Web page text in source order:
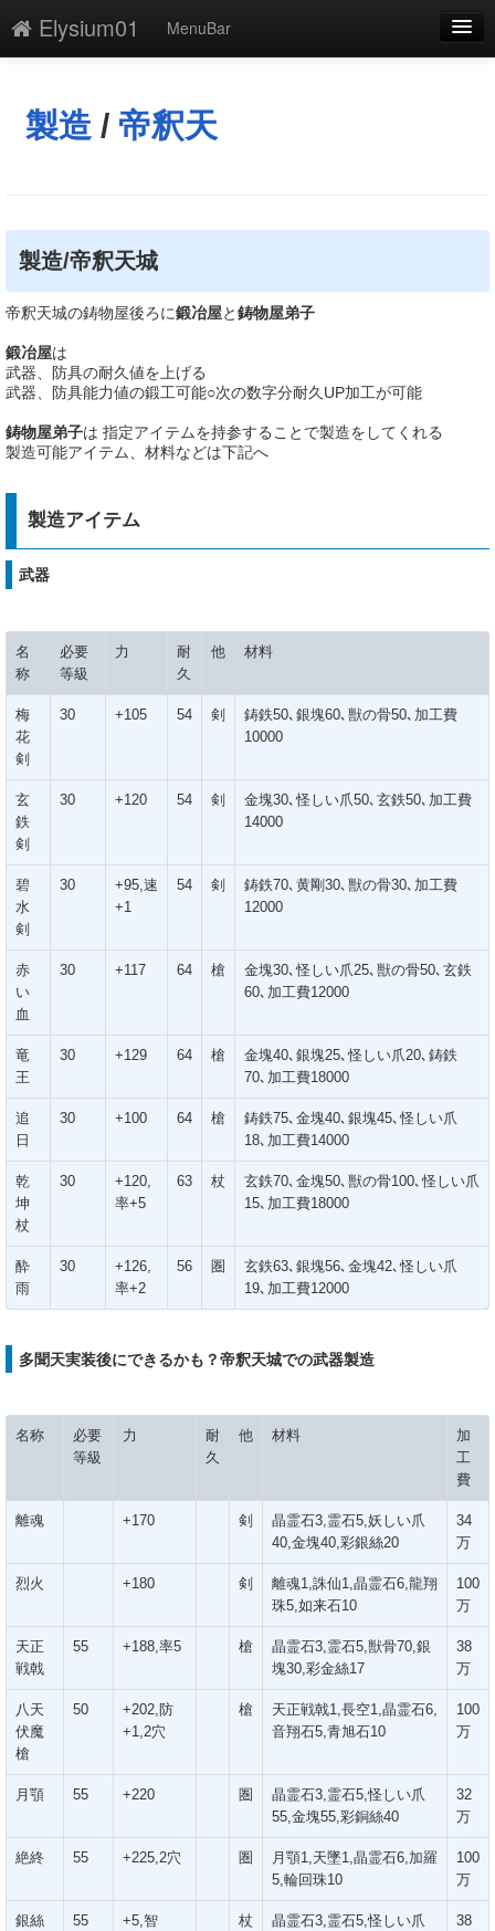
Elysium01
MenuBar
添付
最終更新
一覧
製造 / 帝釈天
製造/帝釈天城
帝釈天城の鋳物屋後ろに鍛冶屋と鋳物屋弟子
鍛冶屋は
武器、防具の耐久値を上げる
武器、防具能力値の鍛工可能○次の数字分耐久UP加工が可能
鋳物屋弟子は 指定アイテムを持参することで製造をしてくれる
製造可能アイテム、材料などは下記へ
製造アイテム
武器
名
称
必要
等級
力
耐
久
他 材料
梅
花
剣
30 +105 54 剣
鋳鉄50､銀塊60､獣の骨50､加工費
10000
玄
鉄
剣
30 +120 54 剣
金塊30､怪しい爪50､玄鉄50､加工費
14000
碧
水
剣
30
+95,速
+1
54 剣
鋳鉄70､黄剛30､獣の骨30､加工費
12000
赤
い
血
30 +117 64 槍
金塊30､怪しい爪25､獣の骨50､玄鉄
60､加工費12000
竜
王
30 +129 64 槍
金塊40､銀塊25､怪しい爪20､鋳鉄
70､加工費18000
追
日
30 +100 64 槍
鋳鉄75､金塊40､銀塊45､怪しい爪
18､加工費14000
乾
坤
杖
30
+120,
率+5
63 杖
玄鉄70､金塊50､獣の骨100､怪しい爪
15､加工費18000
酔
雨
30
+126,
率+2
56 圏
玄鉄63､銀塊56､金塊42､怪しい爪
19､加工費12000
多聞天実装後にできるかも？帝釈天城での武器製造
名称
必要
等級
力
耐
久
他 材料
加
工
費
離魂 +170 剣
晶霊石3,霊石5,妖しい爪
40,金塊40,彩銀絲20
34
万
烈火 +180 剣
離魂1,誅仙1,晶霊石6,龍翔
珠5,如来石10
100
万
天正
戦戟
55 +188,率5 槍
晶霊石3,霊石5,獣骨70,銀
塊30,彩金絲17
38
万
八天
伏魔
槍
50
+202,防
+1,2穴
槍
天正戦戟1,長空1,晶霊石6,
音翔石5,青旭石10
100
万
月顎 55 +220 圏
晶霊石3,霊石5,怪しい爪
55,金塊55,彩銅絲40
32
万
絶終 55 +225,2穴 圏
月顎1,天墜1,晶霊石6,加羅
5,輪回珠10
100
万
銀絲
55
+5,智
杖
晶霊石3,霊石5,怪しい爪
38